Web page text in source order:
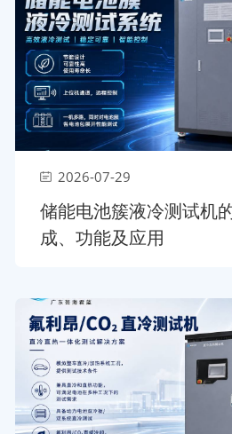
2026-07-29
储能电池簇液冷测试机
成、功能及应用